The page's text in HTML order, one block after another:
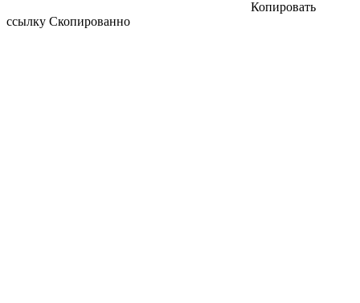
Копировать
ссылку Скопированно